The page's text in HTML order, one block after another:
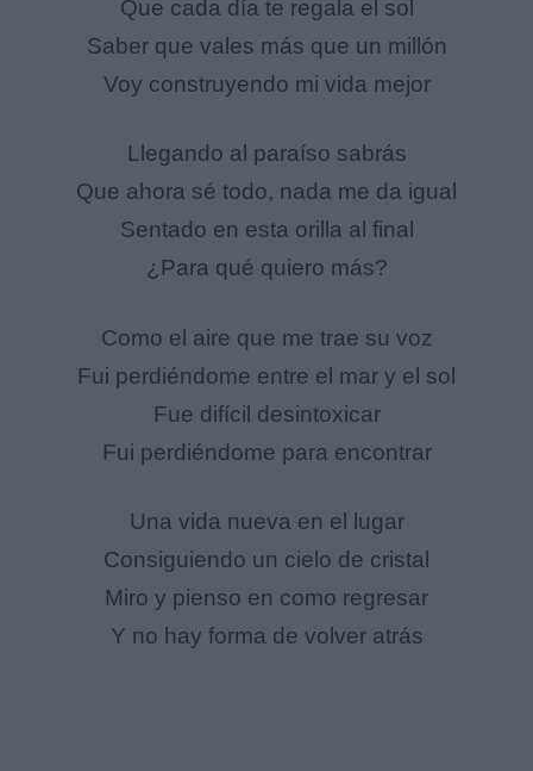
Que cada día te regala el sol
Saber que vales más que un millón
Voy construyendo mi vida mejor
Llegando al paraíso sabrás
Que ahora sé todo, nada me da igual
Sentado en esta orilla al final
¿Para qué quiero más?
Como el aire que me trae su voz
Fui perdiéndome entre el mar y el sol
Fue difícil desintoxicar
Fui perdiéndome para encontrar
Una vida nueva en el lugar
Consiguiendo un cielo de cristal
Miro y pienso en como regresar
Y no hay forma de volver atrás